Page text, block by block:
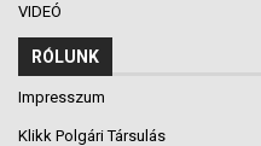
VIDEÓ
RÓLUNK
Impresszum
Klikk Polgári Társulás